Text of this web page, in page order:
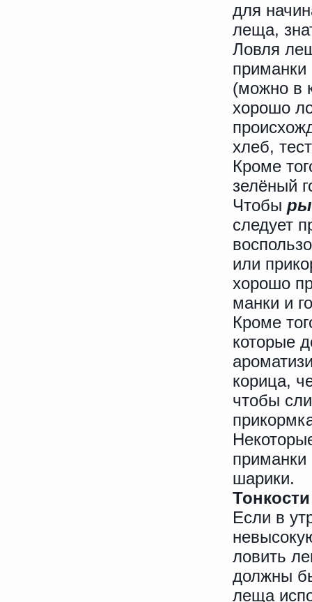
для
леща,
Ловля
(можно в
хорошо
хлеб,
Кроме
зелёный
Чтобы
следует
или
хорошо
манки и
Кроме
которые
корица,
чтобы
приманки
шарики.
Если в
ловить
должны
леща